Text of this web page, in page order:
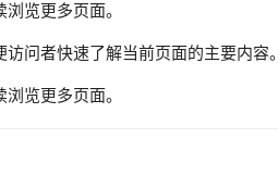
览更多页面。
问者快速了解当前页面的主要内容。
览更多页面。